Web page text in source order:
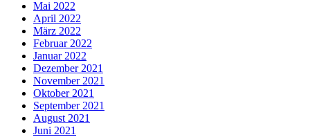
Mai 2022
April 2022
März 2022
Februar 2022
Januar 2022
Dezember 2021
November 2021
Oktober 2021
September 2021
August 2021
Juni 2021